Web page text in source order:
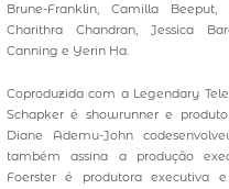
Brune-Franklin, Camilla Beeput,
Charithra Chandran, Jessica
Canning e Yerin Ha.
Coproduzida com a Legendary
Schapker é showrunner e
Diane Ademu-John
também assina a produção
Foerster é produtora executiva